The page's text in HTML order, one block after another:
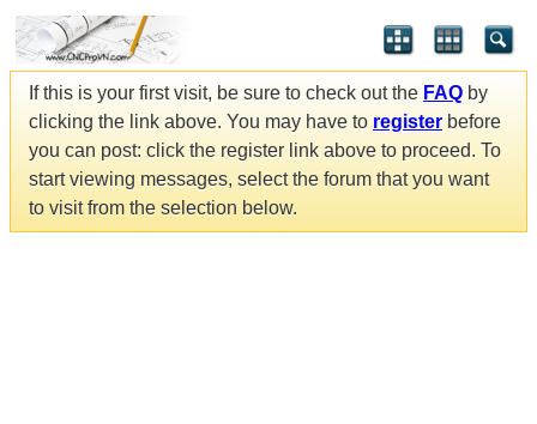
If this is your first visit, be sure to check out the FAQ by
clicking the link above. You may have to register before
you can post: click the register link above to proceed. To
start viewing messages, select the forum that you want
to visit from the selection below.